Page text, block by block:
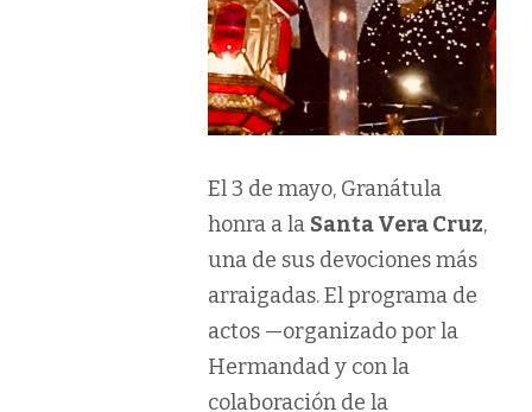
El 3 de mayo, Granátula
honra a la Santa Vera Cruz,
una de sus devociones más
arraigadas. El programa de
actos —organizado por la
Hermandad y con la
colaboración de la